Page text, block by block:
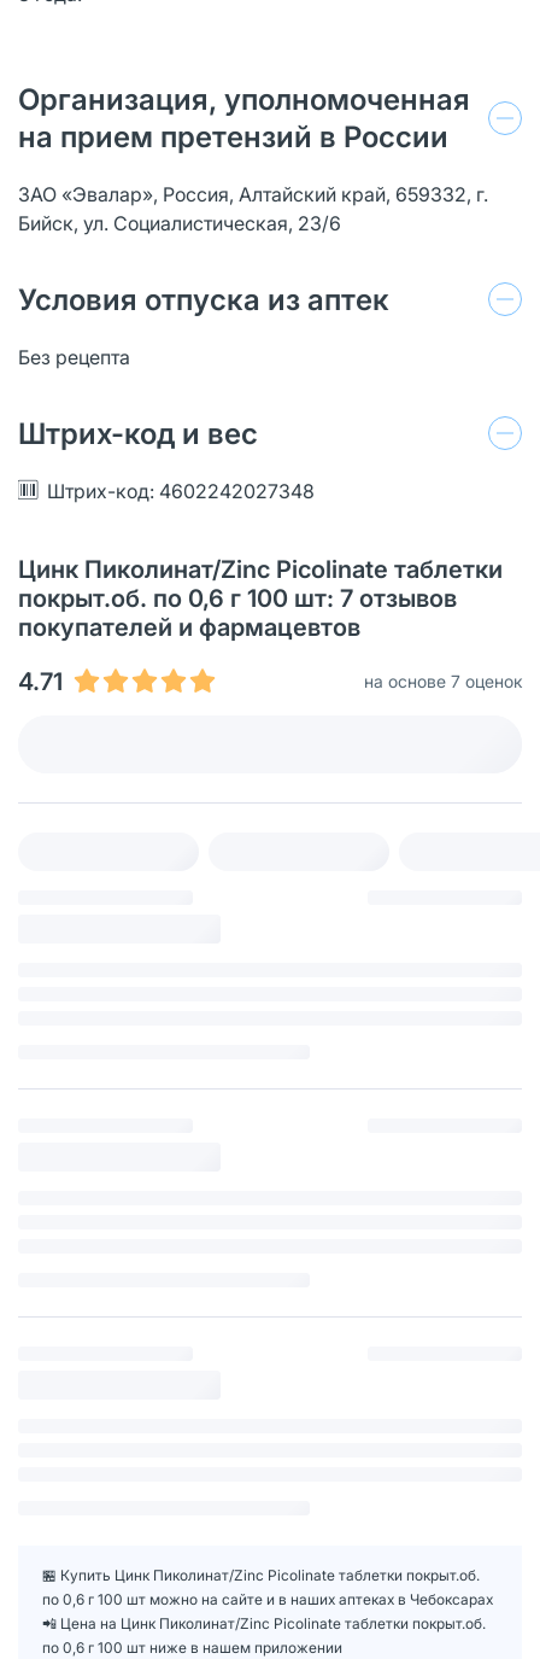
Организация, уполномоченная
на прием претензий в России
ЗАО «Эвалар», Россия, Алтайский край, 659332, г.
Бийск, ул. Социалистическая, 23/6
Условия отпуска из аптек
Без рецепта
Штрих-код и вес
Штрих-код: 4602242027348
Цинк Пиколинат/Zinc Picolinate таблетки
покрыт.об. по 0,6 г 100 шт: 7 отзывов
покупателей и фармацевтов
4.71
на основе 7 оценок
🏪 Купить Цинк Пиколинат/Zinc Picolinate таблетки покрыт.об.
по 0,6 г 100 шт можно на сайте и в наших аптеках в Чебоксарах
📲 Цена на Цинк Пиколинат/Zinc Picolinate таблетки покрыт.об.
по 0,6 г 100 шт ниже в нашем приложении